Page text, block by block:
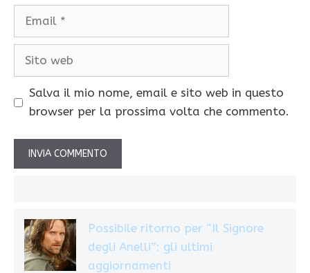
Email
Sito
Salva il mio nome, email e sito web in questo
browser per la prossima volta che commento.
Possibile ritorno per “Il Signore
degli Anelli”: gli ultimi
aggiornamenti